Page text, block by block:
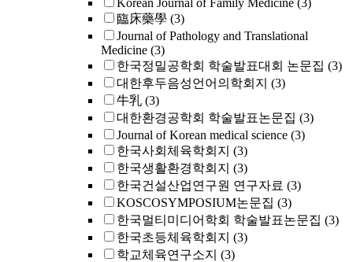
Korean Journal of Family Medicine (3)
臨床藥學 (3)
Journal of Pathology and Translational
Medicine (3)
한국정밀공학회 학술발표대회 논문집 (3)
대한후두음성언어의학회지 (3)
牛乳 (3)
대한환경공학회 학술발표논문집 (3)
Journal of Korean medical science (3)
한국사회체육학회지 (3)
한국생활환경학회지 (3)
한국건설산업연구원 연구자료 (3)
KOSCOSYMPOSIUM논문집 (3)
한국멀티미디어학회 학술발표논문집 (3)
한국초등체육학회지 (3)
학교체육연구소지 (3)